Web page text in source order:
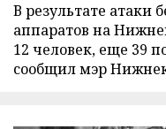
В результате атаки
аппаратов на
12 человек, еще 39
сообщил мэр